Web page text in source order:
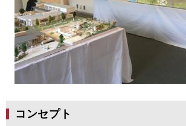
コンセプト